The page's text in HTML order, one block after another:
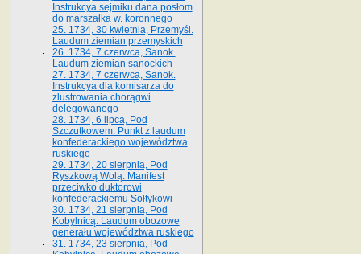
Instrukcya sejmiku dana posłom
do marszałka w. koronnego
25. 1734, 30 kwietnia, Przemyśl.
Laudum ziemian przemyskich
26. 1734, 7 czerwca, Sanok.
Laudum ziemian sanockich
27. 1734, 7 czerwca, Sanok.
Instrukcya dla komisarza do
zlustrowania chorągwi
delegowanego
28. 1734, 6 lipca, Pod
Szczutkowem. Punkt z laudum
konfederackiego województwa
ruskiego
29. 1734, 20 sierpnia, Pod
Ryszkową Wolą. Manifest
przeciwko duktorowi
konfederackiemu Sołtykowi
30. 1734, 21 sierpnia, Pod
Kobylnicą. Laudum obozowe
generału województwa ruskiego
31. 1734, 23 sierpnia, Pod